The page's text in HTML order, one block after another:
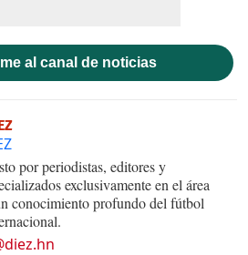
al canal de noticias
por periodistas, editores y
exclusivamente en el área
conocimiento profundo del fútbol